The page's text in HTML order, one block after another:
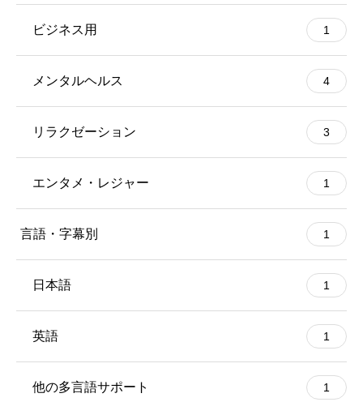
ビジネス用 1
メンタルヘルス 4
リラクゼーション 3
エンタメ・レジャー 1
言語・字幕別 1
日本語 1
英語 1
他の多言語サポート 1